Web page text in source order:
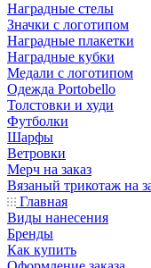
Наградные стелы
Значки с логотипом
Наградные плакетки
Наградные кубки
Медали с логотипом
Одежда Portobello
Толстовки и худи
Футболки
Шарфы
Ветровки
Мерч на заказ
Вязаный трикотаж на
Главная
Виды нанесения
Бренды
Как купить